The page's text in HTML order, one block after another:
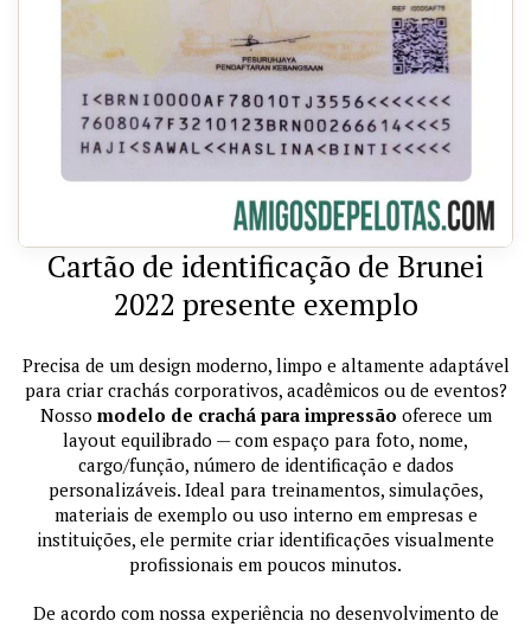
Cartão de identificação de Brunei
2022 presente exemplo
Precisa de um design moderno, limpo e altamente adaptável
para criar crachás corporativos, acadêmicos ou de eventos?
Nosso modelo de crachá para impressão oferece um
layout equilibrado — com espaço para foto, nome,
cargo/função, número de identificação e dados
personalizáveis. Ideal para treinamentos, simulações,
materiais de exemplo ou uso interno em empresas e
instituições, ele permite criar identificações visualmente
profissionais em poucos minutos.
De acordo com nossa experiência no desenvolvimento de